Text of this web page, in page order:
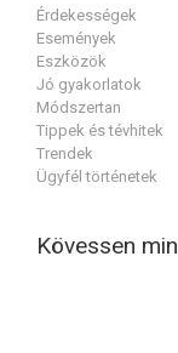
Érdekességek
Események
Eszközök
Jó gyakorlatok
Módszertan
Tippek és tévhitek
Trendek
Ügyfél történetek
Kövessen